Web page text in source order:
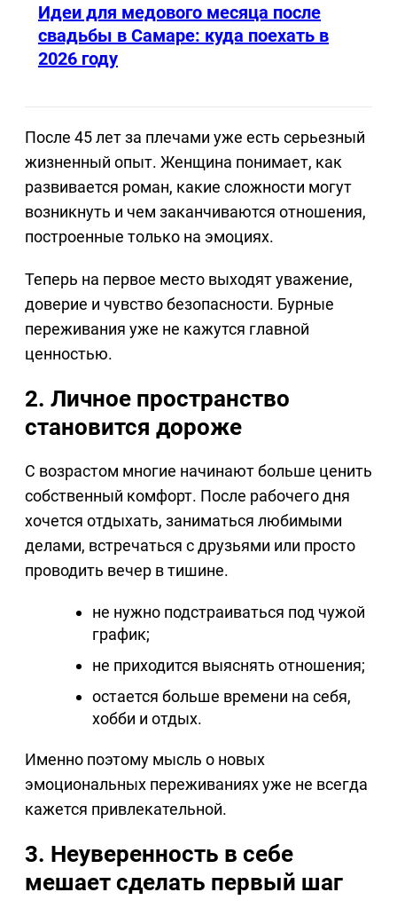
Идеи для медового месяца после
свадьбы в Самаре: куда поехать в
2026 году
После 45 лет за плечами уже есть серьезный
жизненный опыт. Женщина понимает, как
развивается роман, какие сложности могут
возникнуть и чем заканчиваются отношения,
построенные только на эмоциях.
Теперь на первое место выходят уважение,
доверие и чувство безопасности. Бурные
переживания уже не кажутся главной
ценностью.
2. Личное пространство
становится дороже
С возрастом многие начинают больше ценить
собственный комфорт. После рабочего дня
хочется отдыхать, заниматься любимыми
делами, встречаться с друзьями или просто
проводить вечер в тишине.
не нужно подстраиваться под чужой
график;
не приходится выяснять отношения;
остается больше времени на себя,
хобби и отдых.
Именно поэтому мысль о новых
эмоциональных переживаниях уже не всегда
кажется привлекательной.
3. Неуверенность в себе
мешает сделать первый шаг